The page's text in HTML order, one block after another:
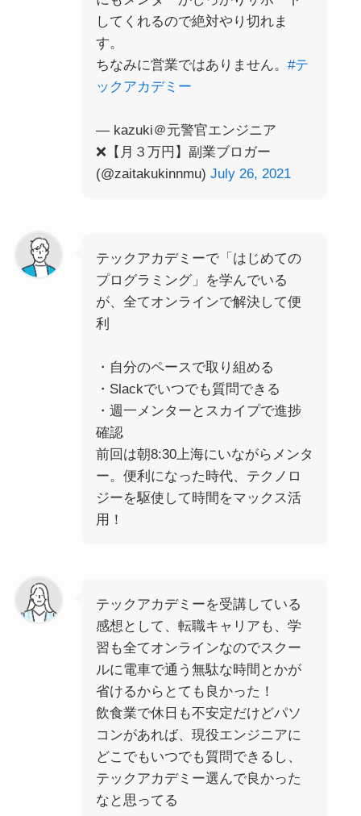
してくれるので絶対やり切れま
す。
ちなみに営業ではありません。 #テ
ックアカデミー
— kazuki＠元警官エンジニア
❌【月３万円】副業ブロガー
(@zaitakukinnmu) July 26, 2021
テックアカデミーで「はじめての
プログラミング」を学んでいる
が、全てオンラインで解決して便
利
・自分のペースで取り組める
・Slackでいつでも質問できる
・週一メンターとスカイプで進捗
確認
前回は朝8:30上海にいながらメンタ
ー。便利になった時代、テクノロ
ジーを駆使して時間をマックス活
用！
テックアカデミーを受講している
感想として、転職キャリアも、学
習も全てオンラインなのでスクー
ルに電車で通う無駄な時間とかが
省けるからとても良かった！
飲食業で休日も不安定だけどパソ
コンがあれば、現役エンジニアに
どこでもいつでも質問できるし、
テックアカデミー選んで良かった
なと思ってる